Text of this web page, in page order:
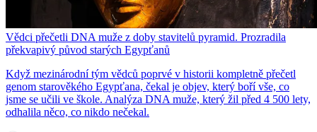
Vědci přečetli DNA muže z doby stavitelů pyramid. Prozradila
překvapivý původ starých Egypťanů
Když mezinárodní tým vědců poprvé v historii kompletně přečetl
genom starověkého Egypťana, čekal je objev, který boří vše, co
jsme se učili ve škole. Analýza DNA muže, který žil před 4 500 lety,
odhalila něco, co nikdo nečekal.